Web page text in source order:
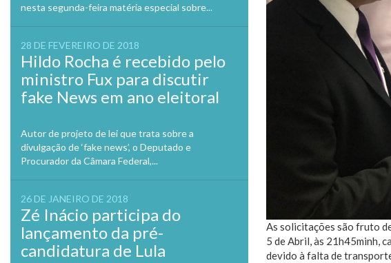
nesta segunda-feira matéria especial sobre...
28 DE FEVEREIRO DE 2018
Hildo Rocha é recebido pelo
ministro Fux para discutir
fake News em ano eleitoral
Autor de projeto de lei que trata sobre a
divulgação de ‘fake news’, o Deputado e
Procurador da Câmara Federal,...
26 DE JANEIRO DE 2018
Zé Inácio participa do
lançamento da pré-
candidatura de Lula
As solicitações são fruto
5 de Abril, às 21h45minh,
devido à falta de